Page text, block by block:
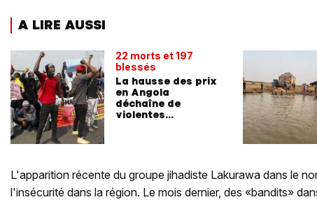
A LIRE AUSSI
22 morts et 197
blessés
La hausse des prix
en Angola
déchaîne de
violentes
L'apparition récente du groupe jihadiste Lakurawa dans le
l'insécurité dans la région. Le mois dernier, des «bandits»